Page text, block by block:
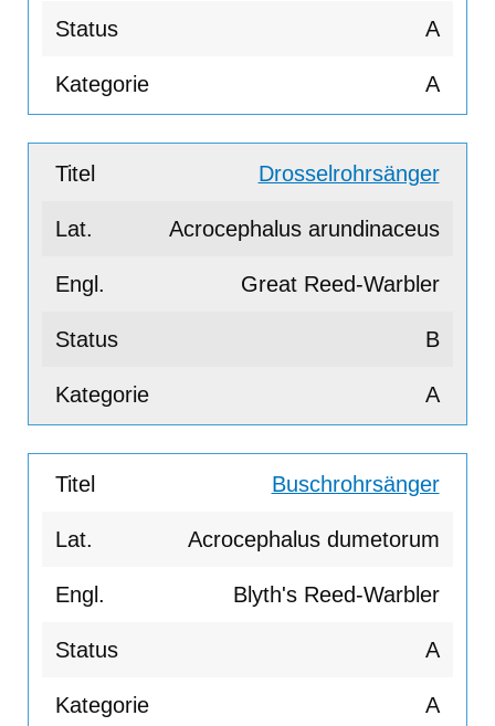
A
A
Drosselrohrsänger
Acrocephalus arundinaceus
Great Reed-Warbler
B
A
Buschrohrsänger
Acrocephalus dumetorum
Blyth's Reed-Warbler
A
A